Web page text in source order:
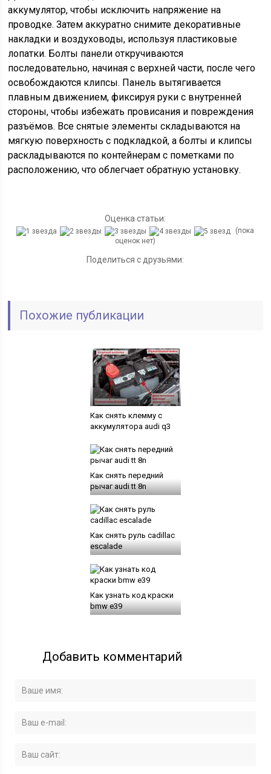
аккумулятор, чтобы исключить напряжение на
проводке. Затем аккуратно снимите декоративные
накладки и воздуховоды, используя пластиковые
лопатки. Болты панели откручиваются
последовательно, начиная с верхней части, после чего
освобождаются клипсы. Панель вытягивается
плавным движением, фиксируя руки с внутренней
стороны, чтобы избежать провисания и повреждения
разъёмов. Все снятые элементы складываются на
мягкую поверхность с подкладкой, а болты и клипсы
раскладываются по контейнерам с пометками по
расположению, что облегчает обратную установку.
Оценка статьи:
(пока
оценок нет)
Поделиться с друзьями:
Похожие публикации
Как снять клемму с
аккумулятора audi q3
Как снять передний
рычаг audi tt 8n
Как снять руль cadillac
escalade
Как узнать код краски
bmw e39
Добавить комментарий